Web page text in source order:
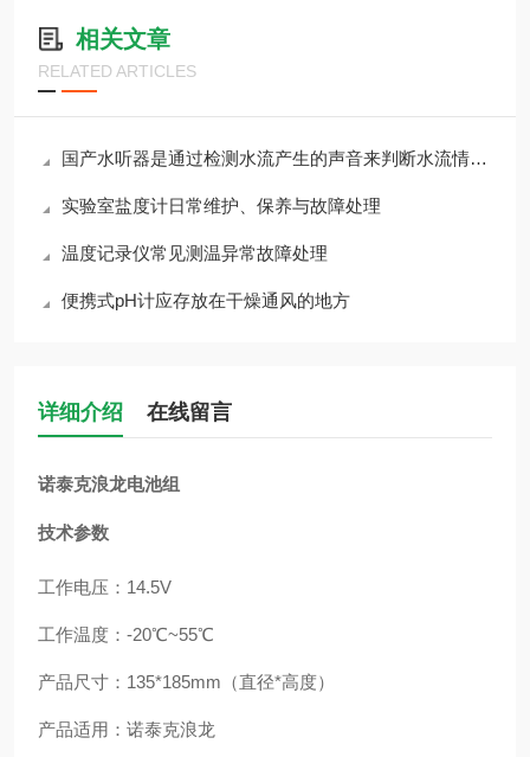
相关文章
RELATED ARTICLES
国产水听器是通过检测水流产生的声音来判断水流情况的
实验室盐度计日常维护、保养与故障处理
温度记录仪常见测温异常故障处理
便携式pH计应存放在干燥通风的地方
详细介绍 在线留言
诺泰克浪龙电池组
技术参数
工作电压： 14.5V
工作温度： -20℃~55℃
产品尺寸： 135*185mm （直径*高度）
产品适用：诺泰克浪龙